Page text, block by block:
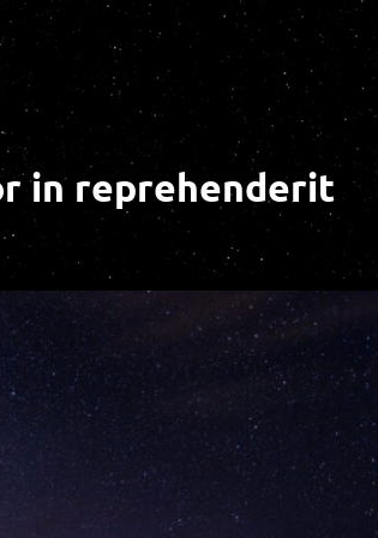
in reprehenderit